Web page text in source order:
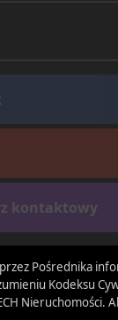
kontaktowy
Pośrednika
Kodeksu
Nieruchomości.